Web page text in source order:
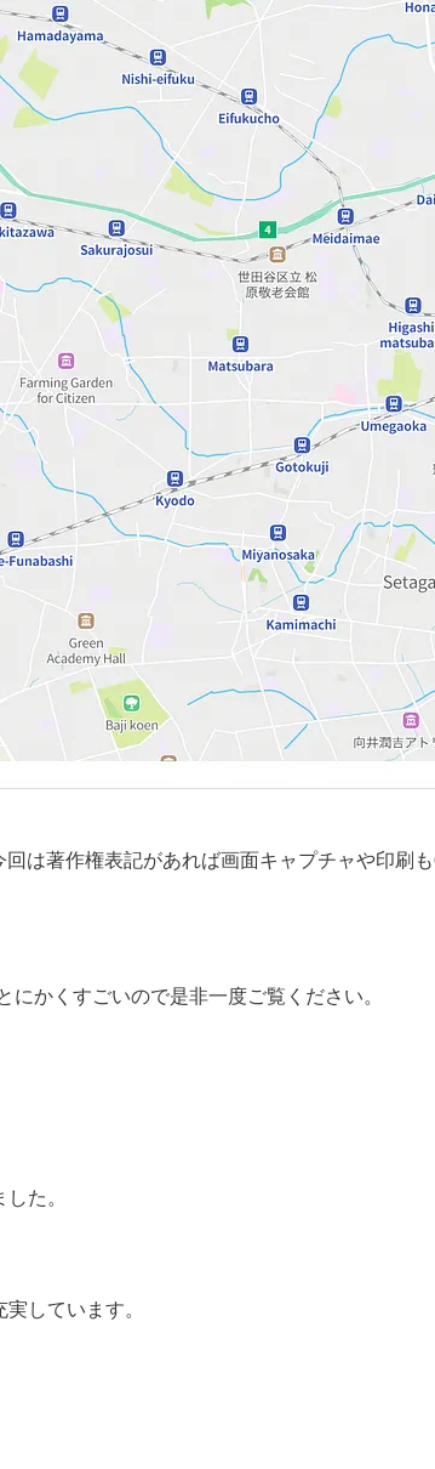
は著作権表記があれば画面キャプチャや印刷
かくすごいので是非一度ご覧ください。
た。
しています。